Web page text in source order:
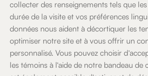
collecter des renseignements tels que
durée de la visite et vos préférences
données nous aident à décortiquer les
optimiser notre site et à vous offrir un
personnalisé. Vous pouvez choisir
les témoins à l’aide de notre bandeau de